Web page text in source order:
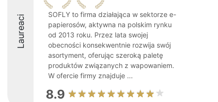
Laureaci
SOFLY to firma działająca w sektorze e-
papierosów, aktywna na polskim rynku
od 2013 roku. Przez lata swojej
obecności konsekwentnie rozwija swój
asortyment, oferując szeroką paletę
produktów związanych z wapowaniem.
W ofercie firmy znajduje ...
8.9